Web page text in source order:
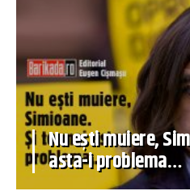
Nu ești muiere,
asta-i problema…